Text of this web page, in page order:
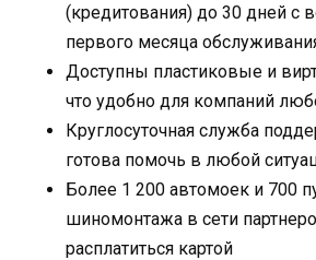
(кредитования) до 30 дней с
первого месяца
Доступны пластиковые и
что удобно для компаний
Круглосуточная служба
готова помочь в любой
Более 1 200 автомоек и 700
шиномонтажа в сети
расплатиться картой